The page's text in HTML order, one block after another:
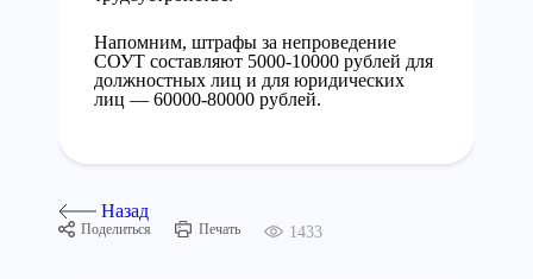
Напомним, штрафы за непроведение
СОУТ составляют 5000-10000 рублей для
должностных лиц и для юридических
лиц — 60000-80000 рублей.
Назад
Поделиться Печать 1433